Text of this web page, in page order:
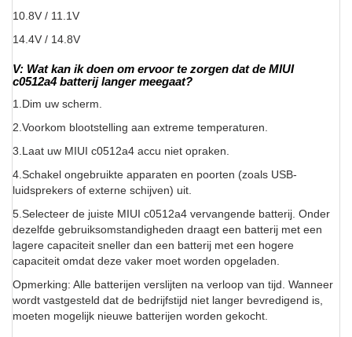
10.8V / 11.1V
14.4V / 14.8V
V: Wat kan ik doen om ervoor te zorgen dat de MIUI
c0512a4 batterij langer meegaat?
1.Dim uw scherm.
2.Voorkom blootstelling aan extreme temperaturen.
3.Laat uw MIUI c0512a4 accu niet opraken.
4.Schakel ongebruikte apparaten en poorten (zoals USB-
luidsprekers of externe schijven) uit.
5.Selecteer de juiste MIUI c0512a4 vervangende batterij. Onder
dezelfde gebruiksomstandigheden draagt een batterij met een
lagere capaciteit sneller dan een batterij met een hogere
capaciteit omdat deze vaker moet worden opgeladen.
Opmerking: Alle batterijen verslijten na verloop van tijd. Wanneer
wordt vastgesteld dat de bedrijfstijd niet langer bevredigend is,
moeten mogelijk nieuwe batterijen worden gekocht.